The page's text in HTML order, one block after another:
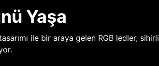
Yaşa
ile bir araya gelen RGB ledler, sihirli